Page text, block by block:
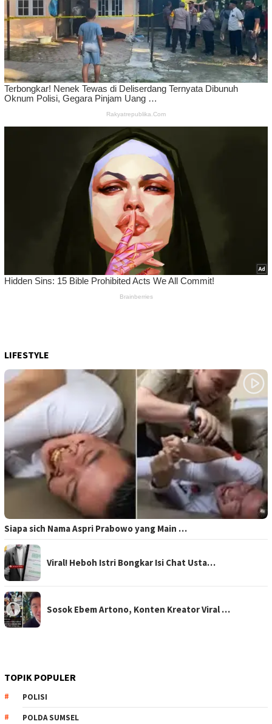
LIFESTYLE
Siapa sich Nama Aspri Prabowo yang Main …
Viral! Heboh Istri Bongkar Isi Chat Usta…
Sosok Ebem Artono, Konten Kreator Viral …
TOPIK POPULER
POLISI
POLDA SUMSEL